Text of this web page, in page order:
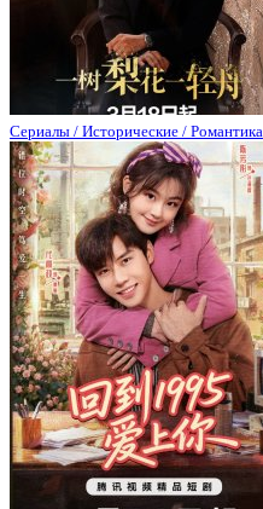
Сериалы / Исторические / Романтика